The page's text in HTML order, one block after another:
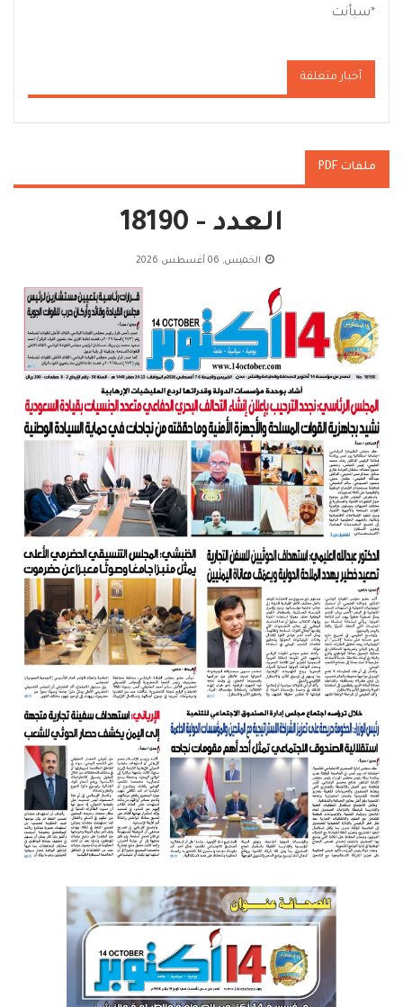
*سبأنت
أخبار متعلقة
ملفات PDF
العدد - 18190
الخميس, 06 أغسطس 2026